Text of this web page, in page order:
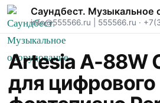
Саундбест. Музыкальное
info@555566.ru 555566.ru ·
Artesia A-88W
для цифрового